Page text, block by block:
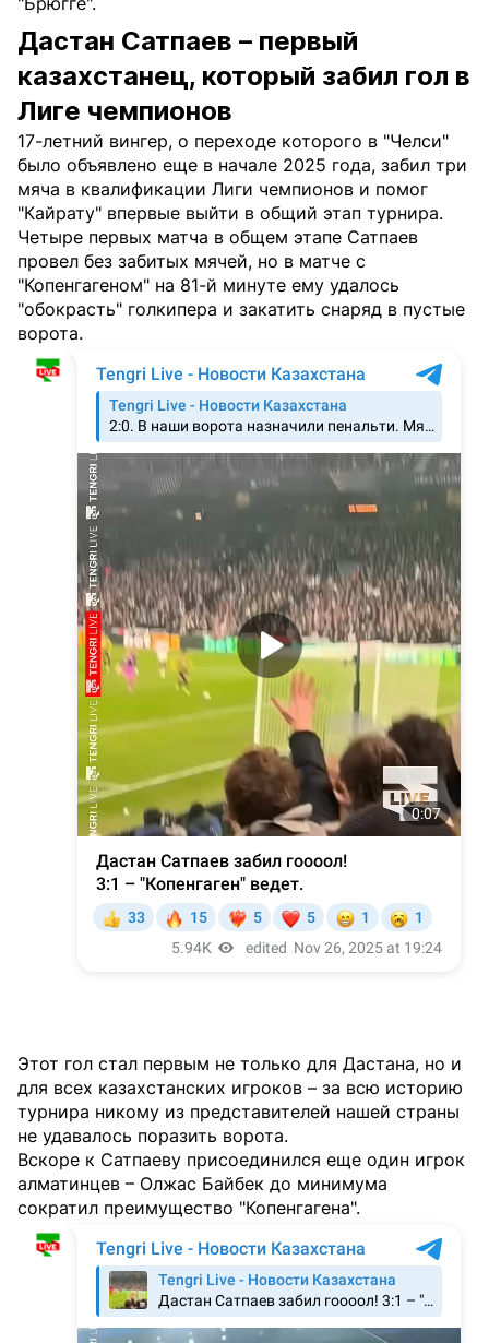
Дастан Сатпаев – первый
казахстанец, который забил гол в
Лиге чемпионов
17-летний вингер, о переходе которого в "Челси"
было объявлено еще в начале 2025 года, забил три
мяча в квалификации Лиги чемпионов и помог
"Кайрату" впервые выйти в общий этап турнира.
Четыре первых матча в общем этапе Сатпаев
провел без забитых мячей, но в матче с
"Копенгагеном" на 81-й минуте ему удалось
"обокрасть" голкипера и закатить снаряд в пустые
ворота.
Этот гол стал первым не только для Дастана, но и
для всех казахстанских игроков – за всю историю
турнира никому из представителей нашей страны
не удавалось поразить ворота.
Вскоре к Сатпаеву присоединился еще один игрок
алматинцев – Олжас Байбек до минимума
сократил преимущество "Копенгагена".